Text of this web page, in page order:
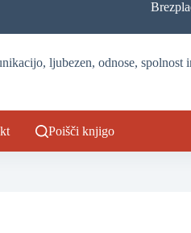
ljubezen, odnose, spolnost
Poišči knjigo